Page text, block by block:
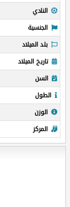
النادي
الجنسية
بلد الميلاد
تاريخ الميلاد
السن
الطول
الوزن
المركز